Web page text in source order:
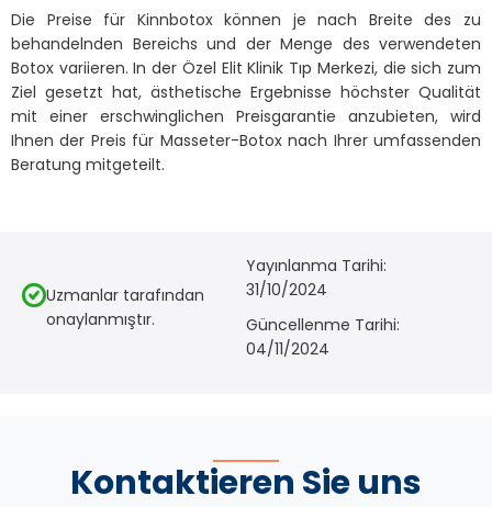
Die Preise für Kinnbotox können je nach Breite des zu
behandelnden Bereichs und der Menge des verwendeten
Botox variieren. In der Özel Elit Klinik Tıp Merkezi, die sich zum
Ziel gesetzt hat, ästhetische Ergebnisse höchster Qualität
mit einer erschwinglichen Preisgarantie anzubieten, wird
Ihnen der Preis für Masseter-Botox nach Ihrer umfassenden
Beratung mitgeteilt.
Uzmanlar tarafından
onaylanmıştır.
Yayınlanma Tarihi:
31/10/2024
Güncellenme Tarihi:
04/11/2024
Kontaktieren Sie uns